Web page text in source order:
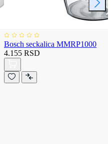
Bosch seckalica MMRP1000
4.155 RSD